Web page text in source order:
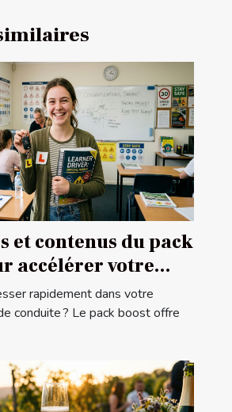
et contenus du pack
accélérer votre
de conduite
rapidement dans votre
conduite ? Le pack boost offre